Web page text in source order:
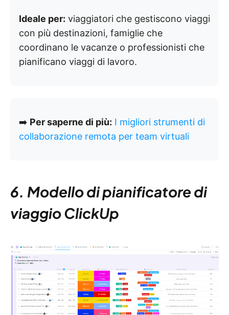
Ideale per: viaggiatori che gestiscono viaggi
con più destinazioni, famiglie che
coordinano le vacanze o professionisti che
pianificano viaggi di lavoro.
➡️ Per saperne di più: I migliori strumenti di
collaborazione remota per team virtuali
6. Modello di pianificatore di
viaggio ClickUp